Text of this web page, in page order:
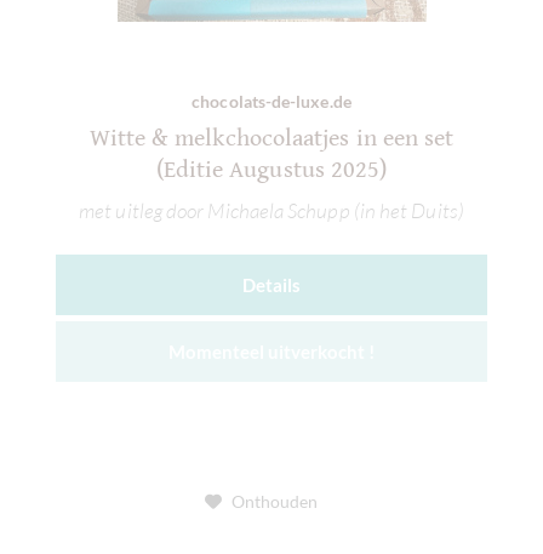
chocolats-de-luxe.de
Witte & melkchocolaatjes in een set
(Editie Augustus 2025)
met uitleg door Michaela Schupp (in het Duits)
Details
Onthouden